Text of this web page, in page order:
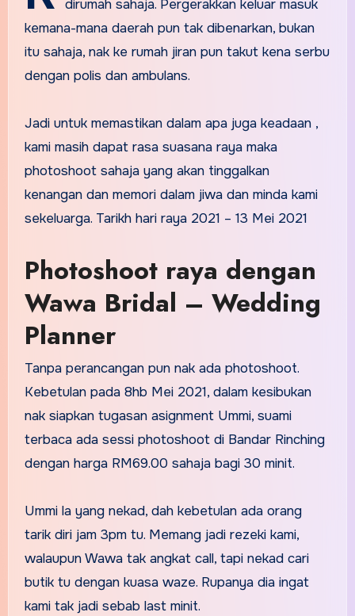
dirumah sahaja. Pergerakkan keluar masuk
kemana-mana daerah pun tak dibenarkan, bukan
itu sahaja, nak ke rumah jiran pun takut kena serbu
dengan polis dan ambulans.
Jadi untuk memastikan dalam apa juga keadaan ,
kami masih dapat rasa suasana raya maka
photoshoot sahaja yang akan tinggalkan
kenangan dan memori dalam jiwa dan minda kami
sekeluarga. Tarikh hari raya 2021 – 13 Mei 2021
Photoshoot raya dengan
Wawa Bridal – Wedding
Planner
Tanpa perancangan pun nak ada photoshoot.
Kebetulan pada 8hb Mei 2021, dalam kesibukan
nak siapkan tugasan asignment Ummi, suami
terbaca ada sessi photoshoot di Bandar Rinching
dengan harga RM69.00 sahaja bagi 30 minit.
Ummi la yang nekad, dah kebetulan ada orang
tarik diri jam 3pm tu. Memang jadi rezeki kami,
walaupun Wawa tak angkat call, tapi nekad cari
butik tu dengan kuasa waze. Rupanya dia ingat
kami tak jadi sebab last minit.